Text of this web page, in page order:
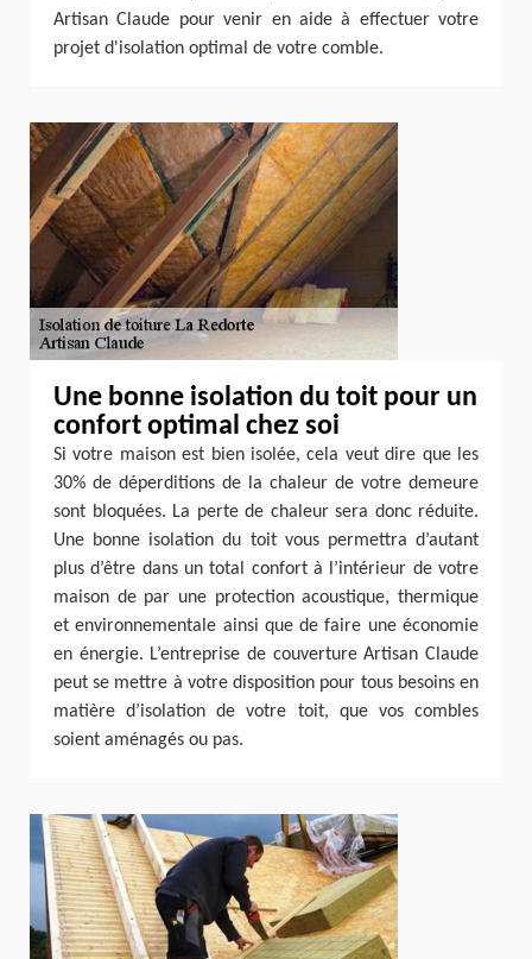
Artisan Claude pour venir en aide à effectuer votre
projet d'isolation optimal de votre comble.
Une bonne isolation du toit pour un
confort optimal chez soi
Si votre maison est bien isolée, cela veut dire que les
30% de déperditions de la chaleur de votre demeure
sont bloquées. La perte de chaleur sera donc réduite.
Une bonne isolation du toit vous permettra d’autant
plus d’être dans un total confort à l’intérieur de votre
maison de par une protection acoustique, thermique
et environnementale ainsi que de faire une économie
en énergie. L’entreprise de couverture Artisan Claude
peut se mettre à votre disposition pour tous besoins en
matière d’isolation de votre toit, que vos combles
soient aménagés ou pas.